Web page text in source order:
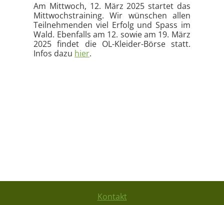
Am Mittwoch, 12. März 2025 startet das
Mittwochstraining. Wir wünschen allen
Teilnehmenden viel Erfolg und Spass im
Wald. Ebenfalls am 12. sowie am 19. März
2025 findet die OL-Kleider-Börse statt.
Infos dazu hier.
Kontakt